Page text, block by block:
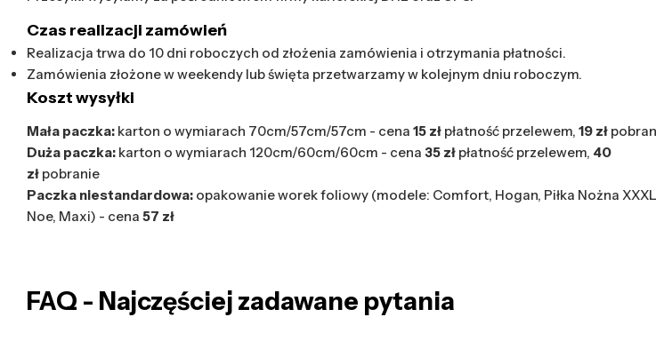
Czas realizacji zamówień
Realizacja trwa do 10 dni roboczych od złożenia zamówienia i otrzymania płatności.
Zamówienia złożone w weekendy lub święta przetwarzamy w kolejnym dniu roboczym.
Koszt wysyłki
Mała paczka: karton o wymiarach 70cm/57cm/57cm - cena 15 zł płatność przelewem, 19 zł
Duża paczka: karton o wymiarach 120cm/60cm/60cm - cena 35 zł płatność przelewem, 40
zł pobranie
Paczka niestandardowa: opakowanie worek foliowy (modele: Comfort, Hogan, Piłka Nożna
Noe, Maxi) - cena 57 zł
FAQ - Najczęściej zadawane pytania